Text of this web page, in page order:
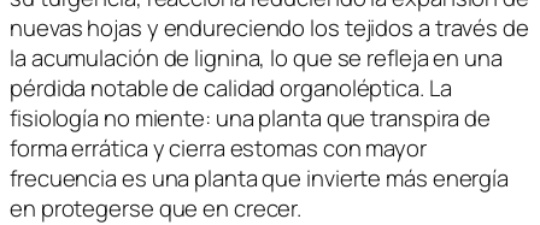
nuevas hojas y endureciendo los tejidos a través de
la acumulación de lignina, lo que se refleja en una
pérdida notable de calidad organoléptica. La
fisiología no miente: una planta que transpira de
forma errática y cierra estomas con mayor
frecuencia es una planta que invierte más energía
en protegerse que en crecer.